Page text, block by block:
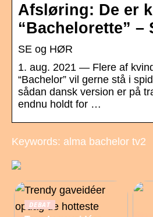
Afsløring: De er
“Bachelorette” –
SE og HØR
1. aug. 2021 — Flere af
“Bachelor” vil gerne stå i
sådan dansk version er på
endnu holdt for …
Keywords: alma bachelor tv2
DEBAT